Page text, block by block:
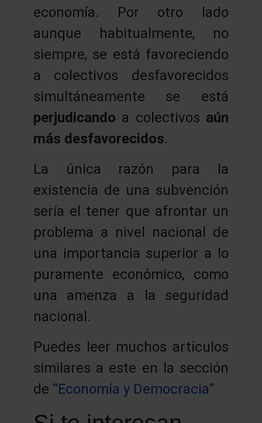
economía. Por otro lado
aunque habitualmente, no
siempre, se está favoreciendo
a colectivos desfavorecidos
simultáneamente se está
perjudicando a colectivos aún
más desfavorecidos.
La única razón para la
existencia de una subvención
sería el tener que afrontar un
problema a nivel nacional de
una importancia superior a lo
puramente económico, como
una amenza a la seguridad
nacional.
Puedes leer muchos artículos
similares a este en la sección
de ”Economía y Democracia”